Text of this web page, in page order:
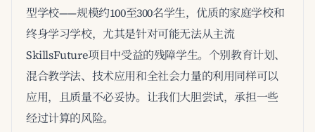
型学校——规模约100至300名学生，优质的家庭学校和
终身学习学校，尤其是针对可能无法从主流
SkillsFuture项目中受益的残障学生。个别教育计划、
混合教学法、技术应用和全社会力量的利用同样可以
应用，且质量不必妥协。让我们大胆尝试，承担一些
经过计算的风险。